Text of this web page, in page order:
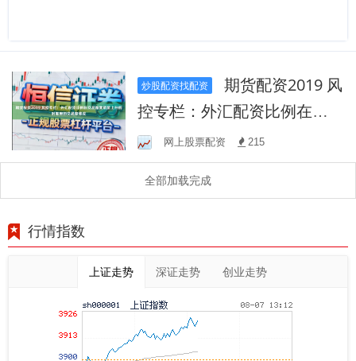
炒股配资找配资
期货配资2019 风
控专栏：外汇配资比例在交
易难度明显上升的时期里的
交易摩擦成
网上股票配资 215
全部加载完成
行情指数
上证走势 深证走势 创业走势